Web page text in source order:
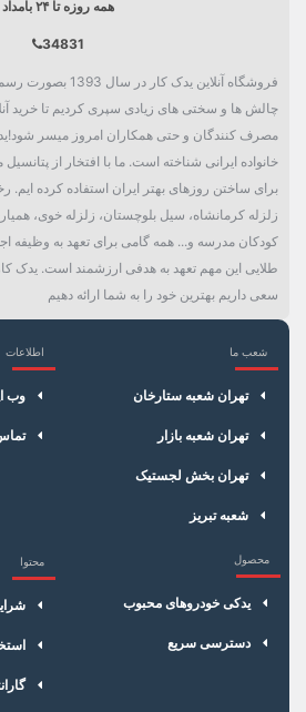
همه روزه تا ۲۴ بامداد
34831
فروشگاه آنلاین یدک
چالش ها و سختی های زیادی سپری کردیم تا خرید
مصرف کنندگان و حتی همکاران امروز میسر
خانواده ایرانی شناخته است. ما با افتخار از
برای ساختن روزهای بهتر ایران استفاده کرده ایم.
زلزله کرمانشاه، سیل بلوچستان، زلزله خوی،
کودکان مدرسه و... همه گامی برای تعهد به وظیفه
طلایی این مهم تعهد به هدفی ارزشمند است. یدک
سعی داریم بهترین خود را به شما ارائه دهیم
شعب ما
تهران شعبه ستارخان
تهران شعبه بازار
تهران بخش لجستیک
شعبه تبریز
اطلاعات
وب
محصول
یدکی خودروهای محبوب
دسترسی سریع
محتوا
×